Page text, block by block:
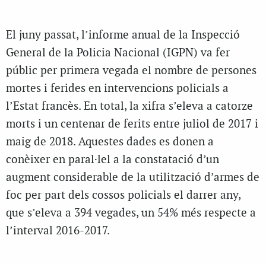
El juny passat, l’informe anual de la Inspecció
General de la Policia Nacional (IGPN) va fer
públic per primera vegada el nombre de persones
mortes i ferides en intervencions policials a
l’Estat francès. En total, la xifra s’eleva a catorze
morts i un centenar de ferits entre juliol de 2017 i
maig de 2018. Aquestes dades es donen a
conèixer en paral·lel a la constatació d’un
augment considerable de la utilització d’armes de
foc per part dels cossos policials el darrer any,
que s’eleva a 394 vegades, un 54% més respecte a
l’interval 2016-2017.